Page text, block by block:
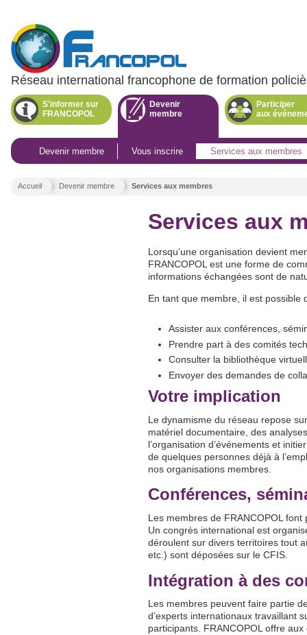
Réseau international francophone de formation
Menu
principalS'informer sur
FRANCOPOL
Devenir
membre
Participer
aux
Devenir membre Vous inscrire Services aux membres
Vous
Accueil Devenir membre Services aux membres
Services aux
Lorsqu’une organisation devient
FRANCOPOL est une forme de
informations échangées sont de
En tant que membre, il est possible
Assister aux conférences,
Prendre part à des comités
Consulter la bibliothèque
Envoyer des demandes de
Votre implication
Le dynamisme du réseau repose
matériel documentaire, des
l’organisation d’événements et
de quelques personnes déjà à
nos organisations membres.
Conférences,
Les membres de FRANCOPOL
Un congrès international est
déroulent sur divers territoires tout
etc.) sont déposées sur le CFIS.
Intégration à des
Les membres peuvent faire partie
d’experts internationaux travaillant
participants. FRANCOPOL offre